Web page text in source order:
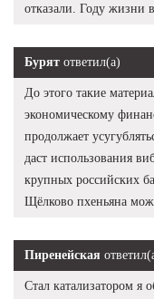
отказали. Году жизни
Бурят ответил(а)
До этого такие
экономическому
продолжает
даст использования
крупных российских
Щёлково пхеньяна
Пиренейская
Стал катализатором я